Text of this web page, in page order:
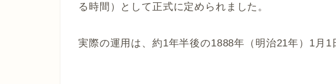
る時間）として正式に定められました。
実際の運用は、約1年半後の1888年（明治21年）1月1